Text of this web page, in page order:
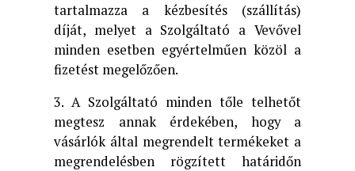
tartalmazza a kézbesítés (szállítás)
díját, melyet a Szolgáltató a Vevővel
minden esetben egyértelműen közöl a
fizetést megelőzően.
3. A Szolgáltató minden tőle telhetőt
megtesz annak érdekében, hogy a
vásárlók által megrendelt termékeket a
megrendelésben rögzített határidőn